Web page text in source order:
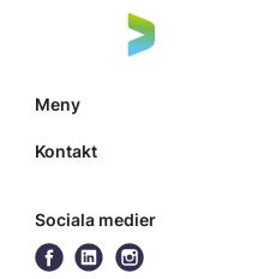
Meny
Kontakt
Sociala medier